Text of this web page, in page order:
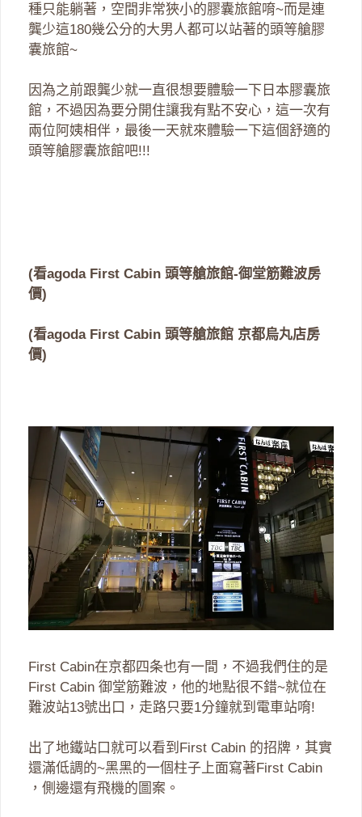
種只能躺著，空間非常狹小的膠囊旅館唷~而是連
龔少這180幾公分的大男人都可以站著的頭等艙膠
囊旅館~
因為之前跟龔少就一直很想要體驗一下日本膠囊旅
館，不過因為要分開住讓我有點不安心，這一次有
兩位阿姨相伴，最後一天就來體驗一下這個舒適的
頭等艙膠囊旅館吧!!!
(看agoda First Cabin 頭等艙旅館-御堂筋難波房
價)
(看agoda First Cabin 頭等艙旅館 京都烏丸店房
價)
First Cabin在京都四条也有一間，不過我們住的是
First Cabin 御堂筋難波，他的地點很不錯~就位在
難波站13號出口，走路只要1分鐘就到電車站唷!
出了地鐵站口就可以看到First Cabin 的招牌，其實
還滿低調的~黑黑的一個柱子上面寫著First Cabin
，側邊還有飛機的圖案。